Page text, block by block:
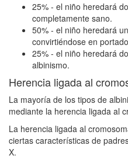
25% - el niño heredará
completamente sano.
50% - el niño heredará
convirtiéndose en
25% - el niño heredará
albinismo.
Herencia ligada al
La mayoría de los tipos de
mediante la herencia ligada al
La herencia ligada al
ciertas características de
X.